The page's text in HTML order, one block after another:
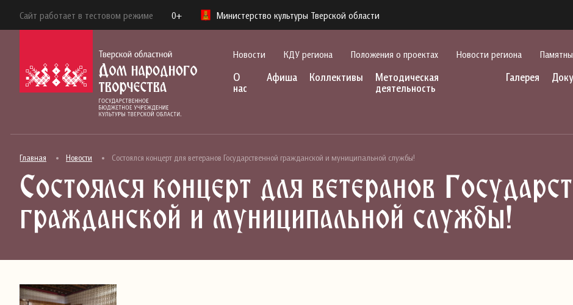
Сайт работает в тестовом режиме 0+ Министерство культуры Тверской области
Новости КДУ региона Положения о проектах Новости региона
О
нас
Афиша Коллективы
Методическая
деятельность
Галерея
Главная Новости Состоялся концерт для ветеранов Государственной гражданской и муниципальной службы!
Состоялся концерт для ветеранов
гражданской и муниципальной службы!